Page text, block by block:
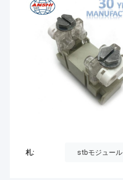
札: stbモジュール